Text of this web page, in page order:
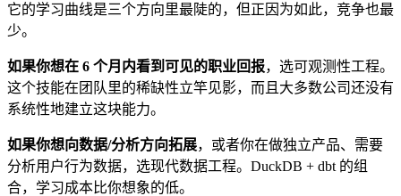
它的学习曲线是三个方向里最陡的，但正因为如此，竞争也最
少。
如果你想在 6 个月内看到可见的职业回报，选可观测性工程。
这个技能在团队里的稀缺性立竿见影，而且大多数公司还没有
系统性地建立这块能力。
如果你想向数据/分析方向拓展，或者你在做独立产品、需要
分析用户行为数据，选现代数据工程。DuckDB + dbt 的组
合，学习成本比你想象的低。